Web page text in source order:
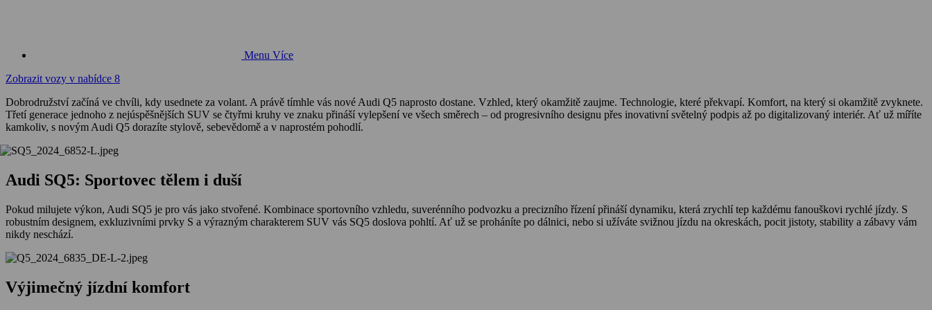
Menu Více
Zobrazit vozy v nabídce 8
Dobrodružství začíná ve chvíli, kdy usednete za volant. A právě tímhle vás nové Audi Q5 naprosto dostane. Vzhled, který okamžitě zaujme. Technologie, které překvapí. Komfort, na který si okamžitě zvyknete.
Třetí generace jednoho z nejúspěšnějších SUV se čtyřmi kruhy ve znaku přináší vylepšení ve všech směrech – od progresivního designu přes inovativní světelný podpis až po digitalizovaný interiér. Ať už míříte
kamkoliv, s novým Audi Q5 dorazíte stylově, sebevědomě a v naprostém pohodlí.
Audi SQ5: Sportovec tělem i duší
Pokud milujete výkon, Audi SQ5 je pro vás jako stvořené. Kombinace sportovního vzhledu, suverénního podvozku a precizního řízení přináší dynamiku, která zrychlí tep každému fanouškovi rychlé jízdy. S
robustním designem, exkluzivními prvky S a výrazným charakterem SUV vás SQ5 doslova pohltí. Ať už se proháníte po dálnici, nebo si užíváte svižnou jízdu na okreskách, pocit jistoty, stability a zábavy vám
nikdy neschází.
Výjimečný jízdní komfort